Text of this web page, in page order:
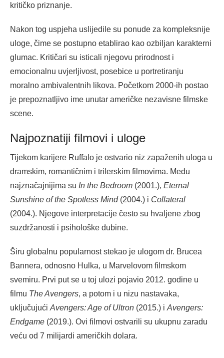
kritičko priznanje.
Nakon tog uspjeha uslijedile su ponude za kompleksnije
uloge, čime se postupno etablirao kao ozbiljan karakterni
glumac. Kritičari su isticali njegovu prirodnost i
emocionalnu uvjerljivost, posebice u portretiranju
moralno ambivalentnih likova. Početkom 2000-ih postao
je prepoznatljivo ime unutar američke nezavisne filmske
scene.
Najpoznatiji filmovi i uloge
Tijekom karijere Ruffalo je ostvario niz zapaženih uloga u
dramskim, romantičnim i trilerskim filmovima. Među
najznačajnijima su In the Bedroom (2001.), Eternal
Sunshine of the Spotless Mind(2004.) i Collateral
(2004.). Njegove interpretacije često su hvaljene zbog
suzdržanosti i psihološke dubine.
Širu globalnu popularnost stekao je ulogom dr. Brucea
Bannera, odnosno Hulka, u Marvelovom filmskom
svemiru. Prvi put se u toj ulozi pojavio 2012. godine u
filmu The Avengers, a potom i u nizu nastavaka,
uključujući Avengers: Age of Ultron (2015.) i Avengers:
Endgame (2019.). Ovi filmovi ostvarili su ukupnu zaradu
veću od 7 milijardi američkih dolara.